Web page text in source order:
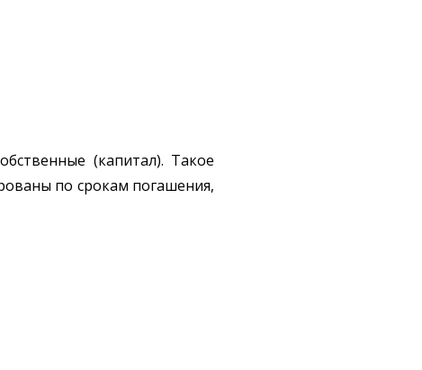
(капитал). Такое
по срокам погашения,